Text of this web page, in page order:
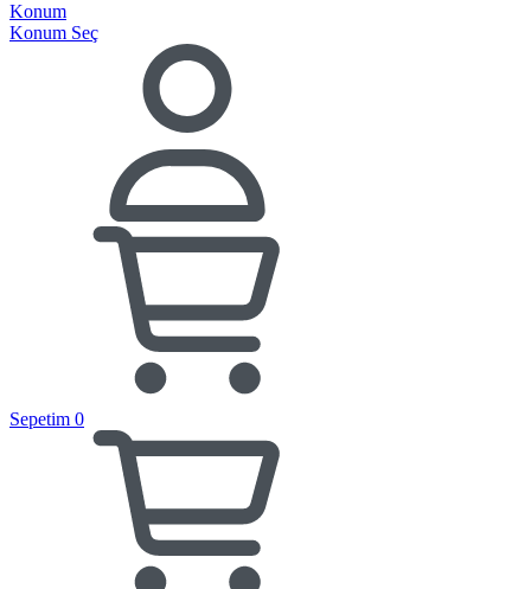
Konum
Konum Seç
Sepetim 0